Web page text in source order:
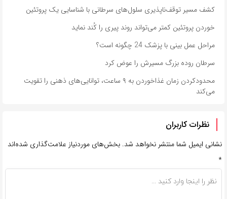
کشف مسیر توقف‌ناپذیری سلول‌های سرطانی با شناسایی یک پروتئین
خوردن پروتئین کمتر می‌تواند روند پیری را کُند نماید
مراحل عمل بینی با پزشک 24 چگونه است؟
سرطان روده بزرگ مسیرش را عوض کرد
محدودکردن زمان غذاخوردن به ۹ ساعت، توانایی‌های ذهنی را تقویت
می‌کند
نظرات کاربران
نشانی ایمیل شما منتشر نخواهد شد. بخش‌های موردنیاز علامت‌گذاری شده‌اند
*